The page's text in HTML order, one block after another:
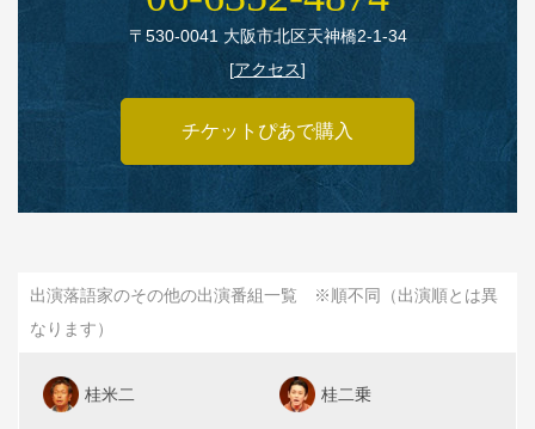
〒530‑0041 大阪市北区天神橋2‑1‑34
[アクセス]
チケットぴあで購入
出演落語家のその他の出演番組一覧 ※順不同（出演順とは異
なります）
桂米二 桂二乗